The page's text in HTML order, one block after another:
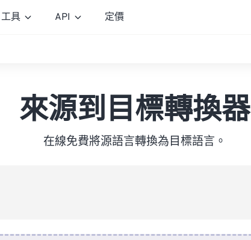
工具 API 定價
來源到目標轉換器
在線免費將源語言轉換為目標語言。